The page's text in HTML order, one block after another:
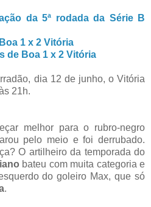
da 5ª rodada da Série B
1 x 2 Vitória
de Boa 1 x 2 Vitória
dia 12 de junho, o Vitória
21h.
melhor para o rubro-negro
pelo meio e foi derrubado.
O artilheiro da temporada do
bateu com muita categoria e
do goleiro Max, que só
.